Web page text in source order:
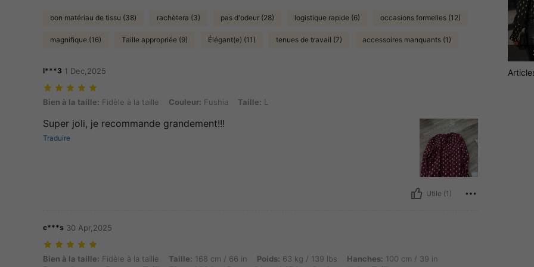
bon matériau de tissu (38) rachètera (3) pas d'odeur (28) logistique rapide (6) occasions formelles (12)
magnifique (16) Taille appropriée (9) Élégant(e) (11) tenues de travail (7) accessoires manquants (1)
l***3 1 Dec,2025
Bien à la taille: Fidèle à la taille, Couleur: Fushia, Taille: L
Bien à la taille: Fidèle à la taille Couleur: Fushia Taille: L
Super joli, je recommande grandement!!!
Traduire
Utile (1)
c***s 30 Apr,2025
Bien à la taille: Fidèle à la taille, Taille: 168 cm / 66 in, Poids: 63 kg / 139 lbs, Hanches: 100 cm / 39 in, Forme du corps: Pomme, Taille: 72 cm / 28 in,
Bien à la taille: Fidèle à la taille Taille: 168 cm / 66 in Poids: 63 kg / 139 lbs Hanches: 100 cm / 39 in